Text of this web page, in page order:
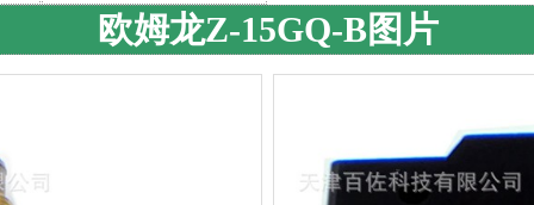
欧姆龙Z-15GQ-B图片